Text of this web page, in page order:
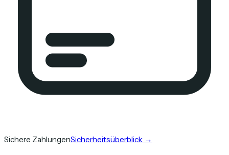
Sichere ZahlungenSicherheitsüberblick →